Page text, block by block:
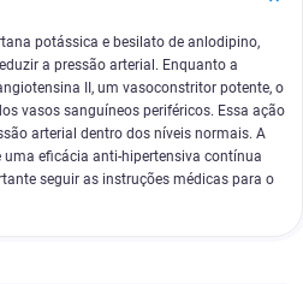
potássica e besilato de anlodipino,
a pressão arterial. Enquanto a
II, um vasoconstritor potente, o
vasos sanguíneos periféricos. Essa ação
arterial dentro dos níveis normais. A
eficácia anti-hipertensiva contínua
seguir as instruções médicas para o